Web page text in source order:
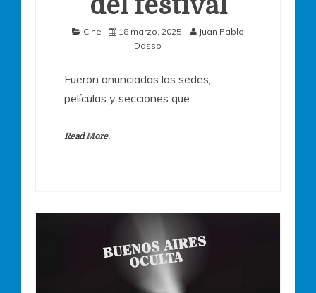
del festival
Cine 18 marzo, 2025
Juan Pablo
Dasso
Fueron anunciadas las sedes,
películas y secciones que
Read More.